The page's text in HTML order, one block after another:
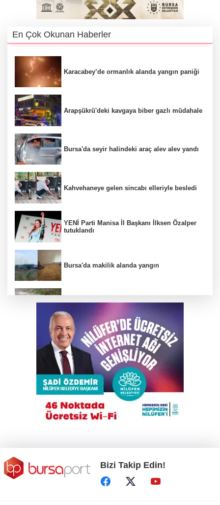
En Çok Okunan Haberler
Karacabey’de ormanlık alanda yangın paniği
Arapşükrü'deki kavgaya biber gazlı müdahale
Bursa'da seyir halindeki araç alev alev yandı
Kahvehaneye gelen sincabı elleriyle besledi
YENİ Parti Manisa İl Başkanı İlksen Özalper
tutuklandı
Bursa'da makilik alanda yangın
Tilki, kedi ve kirpi buluşması kamerada
Cansever hayatını kaybetti
'Çerçeve Yasa' teklifi komisyondan geçti,
gözler Genel Kurul'da
İnegöl'de orman yangını; Havadan ve karadan
müdahale başlatıldı
Bizi Takip Edin!